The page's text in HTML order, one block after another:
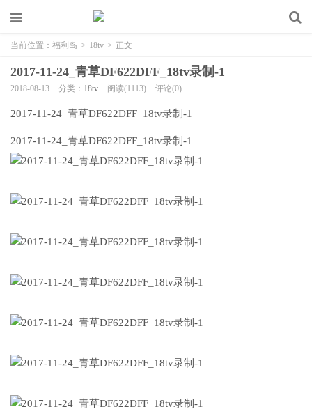
当前位置： 福利岛 > 18tv > 正文
2017-11-24_青草DF622DFF_18tv录制-1
2018-08-13 分类： 18tv 阅读(1113) 评论(0)
2017-11-24_青草DF622DFF_18tv录制-1
2017-11-24_青草DF622DFF_18tv录制-1